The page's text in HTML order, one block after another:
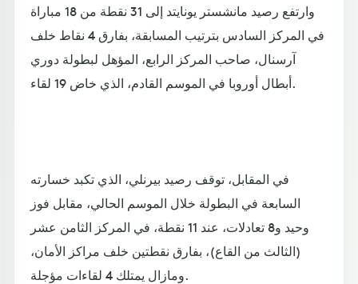
وارتفع رصيد مانشستر يونايتد إلى 31 نقطة من 18 مباراة
في المركز السادس بترتيب المسابقة، بفارق 4 نقاط خلف
آرسنال، صاحب المركز الرابع، المؤهل لبطولة دوري
أبطال أوروبا في الموسم القادم، الذي خاض 19 لقاء.
في المقابل، توقف رصيد بيرنلي، الذي تكبد خسارته
السابعة في البطولة خلال الموسم الحالي، مقابل فوز
وحيد و8 تعادلات، عند 11 نقطة، في المركز الثامن عشر
(الثالث من القاع)، بفارق نقطتين خلف مراكز الأمان،
ومازال يمتلك 4 لقاءات مؤجلة.